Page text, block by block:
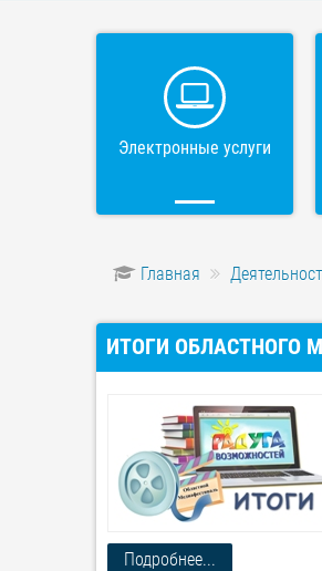
Электронные услуги
Главная
ИТОГИ ОБЛАСТНОГО
Подробнее...